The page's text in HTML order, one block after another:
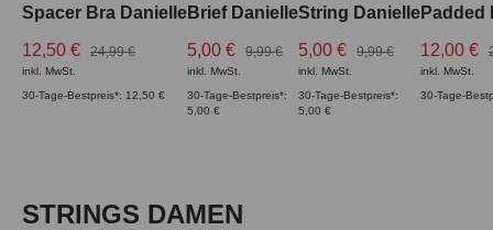
Spacer Bra Danielle
12,50 €
24,99 €
inkl. MwSt.
30-Tage-Bestpreis*: 12,50 €
Brief Danielle
5,00 €
9,99 €
inkl. MwSt.
30-Tage-Bestpreis*:
5,00 €
String Danielle
5,00 €
9,99 €
inkl. MwSt.
30-Tage-Bestpreis*:
5,00 €
Padded
12,00 €
inkl. MwSt.
30-Tage-
Produktgalerie überspringen
STRINGS DAMEN